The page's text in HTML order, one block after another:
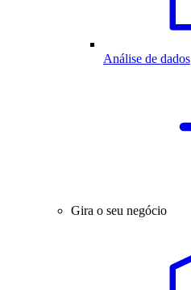
Análise de dados
Gira o seu negócio